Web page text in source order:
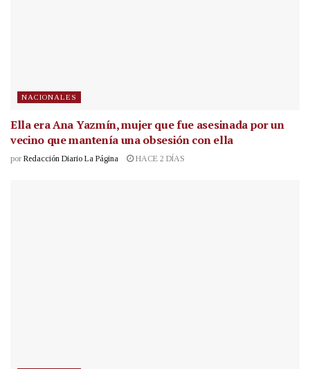
NACIONALES
Ella era Ana Yazmín, mujer que fue asesinada por un
vecino que mantenía una obsesión con ella
por Redacción Diario La Página HACE 2 DÍAS